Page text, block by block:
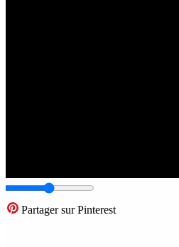
Partager sur Pinterest